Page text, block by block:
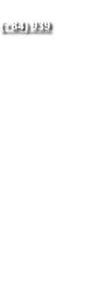
(+84) 939